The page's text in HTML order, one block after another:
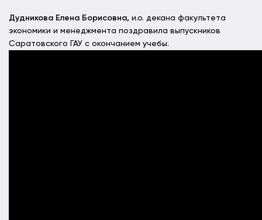
Дудникова Елена Борисовна, и.о. декана факультета
экономики и менеджмента поздравила выпускников
Саратовского ГАУ с окончанием учебы.